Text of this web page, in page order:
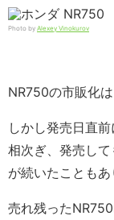
Photo by Alexey Vinokurov
NR750の市販化
しかし発売日直
相次ぎ、発売し
が続いたこともあ
売れ残った